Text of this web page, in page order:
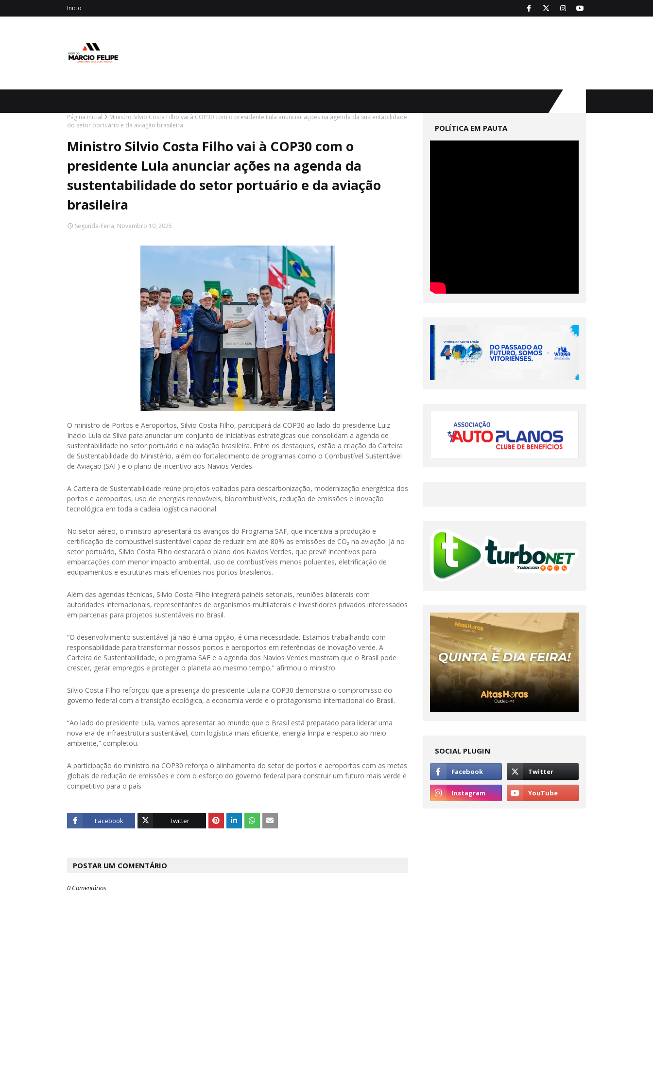
Inicio
Página inicial
Ministro Silvio Costa Filho vai à COP30 com o presidente Lula anunciar ações na agenda da sustentabilidade
do setor portuário e da aviação brasileira
Ministro Silvio Costa Filho vai à COP30 com o
presidente Lula anunciar ações na agenda da
sustentabilidade do setor portuário e da aviação
brasileira
Segunda-Feira, Novembro 10, 2025
O ministro de Portos e Aeroportos, Silvio Costa Filho, participará da COP30 ao lado do presidente Luiz
Inácio Lula da Silva para anunciar um conjunto de iniciativas estratégicas que consolidam a agenda de
sustentabilidade no setor portuário e na aviação brasileira. Entre os destaques, estão a criação da Carteira
de Sustentabilidade do Ministério, além do fortalecimento de programas como o Combustível Sustentável
de Aviação (SAF) e o plano de incentivo aos Navios Verdes.
A Carteira de Sustentabilidade reúne projetos voltados para descarbonização, modernização energética dos
portos e aeroportos, uso de energias renováveis, biocombustíveis, redução de emissões e inovação
tecnológica em toda a cadeia logística nacional.
No setor aéreo, o ministro apresentará os avanços do Programa SAF, que incentiva a produção e
certificação de combustível sustentável capaz de reduzir em até 80% as emissões de CO₂ na aviação. Já no
setor portuário, Silvio Costa Filho destacará o plano dos Navios Verdes, que prevê incentivos para
embarcações com menor impacto ambiental, uso de combustíveis menos poluentes, eletrificação de
equipamentos e estruturas mais eficientes nos portos brasileiros.
Além das agendas técnicas, Silvio Costa Filho integrará painéis setoriais, reuniões bilaterais com
autoridades internacionais, representantes de organismos multilaterais e investidores privados interessados
em parcerias para projetos sustentáveis no Brasil.
“O desenvolvimento sustentável já não é uma opção, é uma necessidade. Estamos trabalhando com
responsabilidade para transformar nossos portos e aeroportos em referências de inovação verde. A
Carteira de Sustentabilidade, o programa SAF e a agenda dos Navios Verdes mostram que o Brasil pode
crescer, gerar empregos e proteger o planeta ao mesmo tempo,” afirmou o ministro.
Silvio Costa Filho reforçou que a presença do presidente Lula na COP30 demonstra o compromisso do
governo federal com a transição ecológica, a economia verde e o protagonismo internacional do Brasil.
“Ao lado do presidente Lula, vamos apresentar ao mundo que o Brasil está preparado para liderar uma
nova era de infraestrutura sustentável, com logística mais eficiente, energia limpa e respeito ao meio
ambiente,” completou.
A participação do ministro na COP30 reforça o alinhamento do setor de portos e aeroportos com as metas
globais de redução de emissões e com o esforço do governo federal para construir um futuro mais verde e
competitivo para o país.
Facebook Twitter
POSTAR UM COMENTÁRIO
0 Comentários
POLÍTICA EM PAUTA
SOCIAL PLUGIN